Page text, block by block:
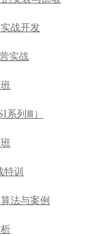
战开发
实战
系列Ⅲ）
特训
法与案例